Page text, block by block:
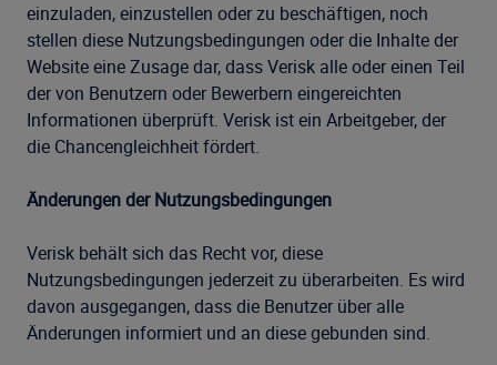
einzuladen, einzustellen oder zu beschäftigen, noch
stellen diese Nutzungsbedingungen oder die Inhalte der
Website eine Zusage dar, dass Verisk alle oder einen Teil
der von Benutzern oder Bewerbern eingereichten
Informationen überprüft. Verisk ist ein Arbeitgeber, der
die Chancengleichheit fördert.
Änderungen der Nutzungsbedingungen
Verisk behält sich das Recht vor, diese
Nutzungsbedingungen jederzeit zu überarbeiten. Es wird
davon ausgegangen, dass die Benutzer über alle
Änderungen informiert und an diese gebunden sind.